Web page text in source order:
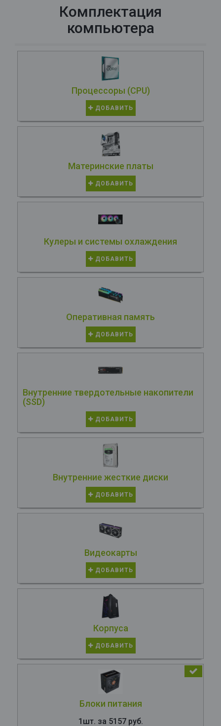
Комплектация
компьютера
Процессоры (CPU)
ДОБАВИТЬ
Материнские платы
ДОБАВИТЬ
Кулеры и системы охлаждения
ДОБАВИТЬ
Оперативная память
ДОБАВИТЬ
Внутренние твердотельные накопители
(SSD)
ДОБАВИТЬ
Внутренние жесткие диски
ДОБАВИТЬ
Видеокарты
ДОБАВИТЬ
Корпуса
ДОБАВИТЬ
Блоки питания
1шт. за 5157 руб.